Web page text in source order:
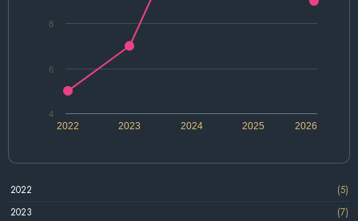
2022 2024 2026
2023 2025
4
6
8
2022
(5)
2023
(7)